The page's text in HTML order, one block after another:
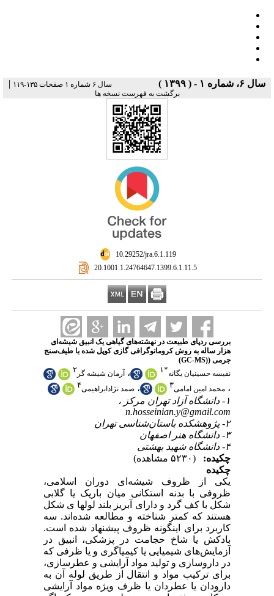
سال ۶، شماره ۱ - ( ۱۳۹۹ ) سال ۶ شماره ۱ صفحات ۱۳۵-۱۱۹ |
برگشت به فهرست نسخه ها
‎ 10.29252/jra.6.1.119
‎ 20.1001.1.24764647.1399.6.1.11.5
بررسی ردپای طبیعت در نهشته‌های گیاهی یک انبیق شیشه‌ای
هزار ساله به روش کروماتوگرافی گازی کوپل شده با طیف‌سنج
جرمی ((GC-MS)
نفیسه حسینیان یگانه*۱ ، آرمان شیشه گر ۲
، محمد امین امامی۳ ، صمد نژادابراهیمی۴
۱- دانشگاه آزاد تهران مرکز ،
n.hosseinian.y@gmail.com
۲- پژوهشکده باستان‌شناسی تهران
۳- دانشگاه هنر اصفهان
۴- دانشگاه شهید بهشتی
چکیده:
(۵۲۳۰ مشاهده)
چکیده
یکی از ظروف شیشه‌ای دوران اسلامی،
ظروفی با بدنه استکانی میان باریک یا گلابی
شکل با کف گرد و دارای آبریز بلند لوله­ا‌ ی شکل
هستند که کمتر شناخته و مطالعه شده اند. سه
کاربرد برای این­گونه ظروف پیشنهاد شده است.
بادکش یا شاخ حجامت در پزشکی، انبیق در
آزمایشهای شیمیایی یا کیمیاگری و یا ظرفی که
در داروسازی و تولید مواد آرایشی و عطرسازی،
برای ترکیب مواد و انتقال از طریق لوله آن به
دارودان یا عطردان یا ظرف ویژه مواد آرایشی